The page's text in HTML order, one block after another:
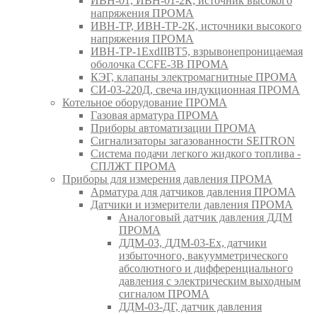
напряжения ПРОМА
ИВН-ТР, ИВН-ТР-2К, источники высокого
напряжения ПРОМА
ИВН-ТР-1ExdIIBT5, взрывонепроницаемая
оболочка CCFE-3B ПРОМА
КЭГ, клапаны электромагнитные ПРОМА
СИ-03-220Д, свеча индукционная ПРОМА
Котельное оборудование ПРОМА
Газовая арматура ПРОМА
Приборы автоматизации ПРОМА
Сигнализаторы загазованности SEITRON
Система подачи легкого жидкого топлива -
СПЛЖТ ПРОМА
Приборы для измерения давления ПРОМА
Арматура для датчиков давления ПРОМА
Датчики и измерители давления ПРОМА
Аналоговый датчик давления ДДМ
ПРОМА
ДДМ-03, ДДМ-03-Ех, датчики
избыточного, вакуумметрического
абсолютного и дифференциального
давления с электрическим выходным
сигналом ПРОМА
ДДМ-03-ДГ, датчик давления